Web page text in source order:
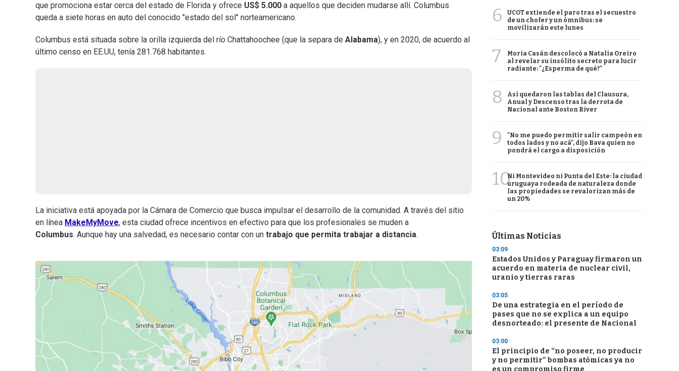
que promociona estar cerca del estado de Florida y ofrece US$ 5.000 a aquellos que deciden mudarse allí. Columbus
queda a siete horas en auto del conocido "estado del sol" norteamericano.
Columbus está situada sobre la orilla izquierda del río Chattahoochee (que la separa de Alabama), y en 2020, de acuerdo al
último censo en EE.UU, tenía 281.768 habitantes.
La iniciativa está apoyada por la Cámara de Comercio que busca impulsar el desarrollo de la comunidad. A través del sitio
en línea MakeMyMove, esta ciudad ofrece incentivos en efectivo para que los profesionales se muden a
Columbus. Aunque hay una salvedad, es necesario contar con un trabajo que permita trabajar a distancia.
6
UCOT extiende el paro tras el secuestro
de un chofer y un ómnibus: se
movilizarán este lunes
7
Moria Casán descolocó a Natalia Oreiro
al revelar su insólito secreto para lucir
radiante: "¿Esperma de qué?"
8
Así quedaron las tablas del Clausura,
Anual y Descenso tras la derrota de
Nacional ante Boston River
9
"No me puedo permitir salir campeón en
todos lados y no acá", dijo Bava quien no
pondrá el cargo a disposición
10Ni Montevideo ni Punta del Este: la ciudad
uruguaya rodeada de naturaleza donde
las propiedades se revalorizan más de
un 20%
Últimas Noticias
03:09
Estados Unidos y Paraguay firmaron un
acuerdo en materia de nuclear civil,
uranio y tierras raras
03:05
De una estrategia en el período de
pases que no se explica a un equipo
desnorteado: el presente de Nacional
03:00
El principio de “no poseer, no producir
y no permitir” bombas atómicas ya no
es un compromiso firme